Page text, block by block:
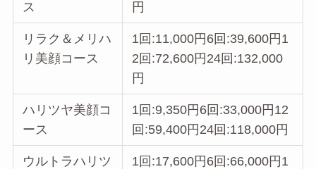
ス
円
リラク＆メリハ
リ美顔コース
1回:11,000円6回:39,600円1
2回:72,600円24回:132,000
円
ハリツヤ美顔コ
ース
1回:9,350円6回:33,000円12
回:59,400円24回:118,000円
ウルトラハリツ
1回:17,600円6回:66,000円1